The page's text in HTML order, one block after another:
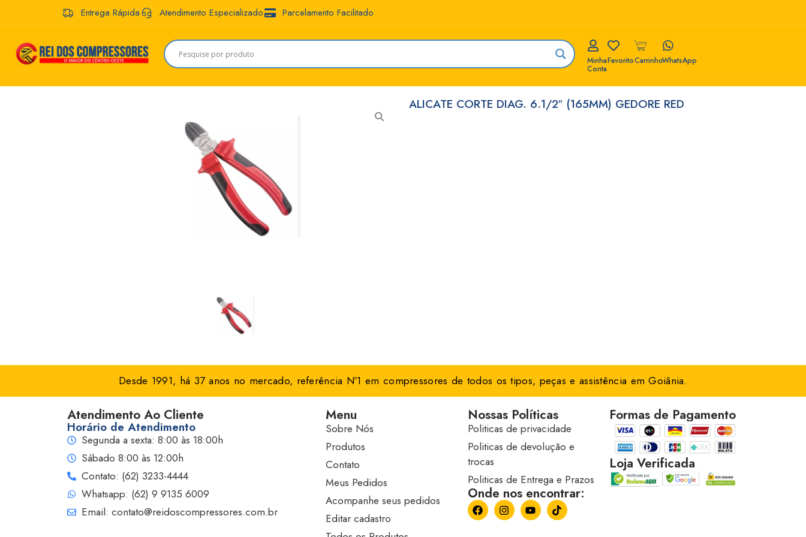
Entrega Rápida Atendimento Especializado Parcelamento Facilitado
Minha
Conta
FavoritoCarrinhoWhatsApp
ALICATE CORTE DIAG. 6.1/2″ (165MM) GEDORE RED
Desde 1991, há 37 anos no mercado, referência Nº1 em compressores de todos os tipos, peças e assistência em Goiânia.
Atendimento Ao Cliente
Horário de Atendimento
Segunda a sexta: 8:00 às 18:00h
Sábado 8:00 às 12:00h
Contato: (62) 3233-4444
Whatsapp: (62) 9 9135 6009
Email: contato@reidoscompressores.com.br
Menu
Sobre Nós
Produtos
Contato
Meus Pedidos
Acompanhe seus pedidos
Editar cadastro
Nossas Políticas
Politicas de privacidade
Politicas de devolução e
trocas
Politicas de Entrega e Prazos
Onde nos encontrar:
Formas de Pagamento
Loja Verificada